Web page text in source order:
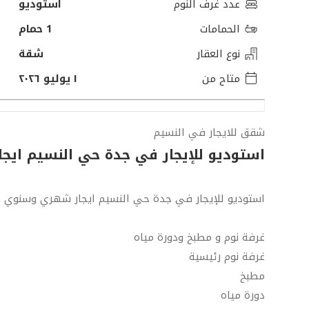
عدد غرف النوم
استوديو
الحمامات
1 حمام
نوع العقار
شقة
متاح من
١ يوليو ٢٠٢٦
شقق للايجار في النسيم
استوديو للإيجار في جدة حي النسيم
استوديو للإيجار في جدة حي النسيم ايجار شهري وسنوي
غرفة نوم و مطبخ ودورة مياه
غرفة نوم رئيسية
مطبخ
دورة مياه